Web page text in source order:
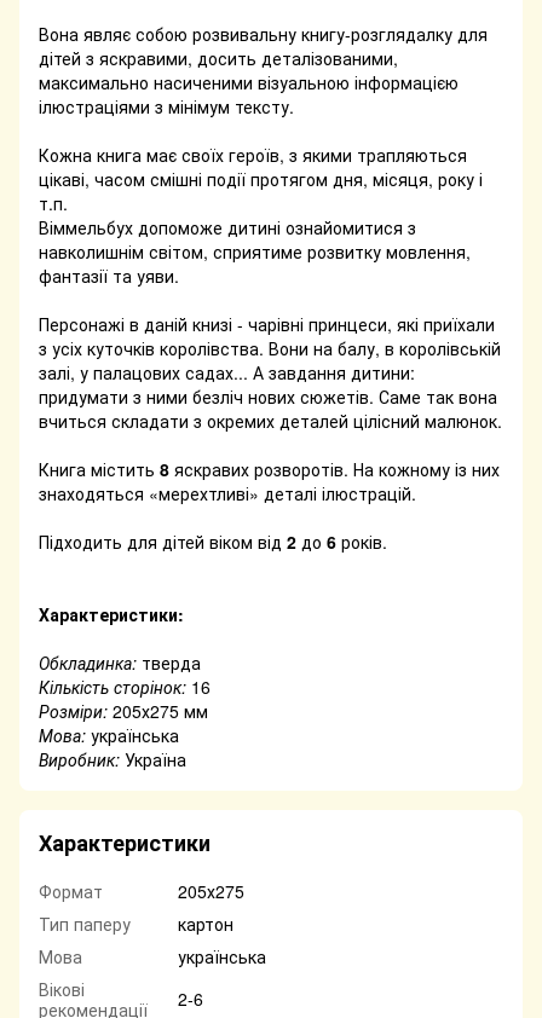
Вона являє собою розвивальну книгу-розглядалку для
дітей з яскравими, досить деталізованими,
максимально насиченими візуальною інформацією
ілюстраціями з мінімум тексту.
Кожна книга має своїх героїв, з якими трапляються
цікаві, часом смішні події протягом дня, місяця, року і
т.п.
Віммельбух допоможе дитині ознайомитися з
навколишнім світом, сприятиме розвитку мовлення,
фантазії та уяви.
Персонажі в даній книзі - чарівні принцеси, які приїхали
з усіх куточків королівства. Вони на балу, в королівській
залі, у палацових садах... А завдання дитини:
придумати з ними безліч нових сюжетів. Саме так вона
вчиться складати з окремих деталей цілісний малюнок.
Книга містить 8 яскравих розворотів. На кожному із них
знаходяться «мерехтливі» деталі ілюстрацій.
Підходить для дітей віком від 2 до 6 років.
Характеристики:
Обкладинка: тверда
Кількість сторінок: 16
Розміри: 205х275 мм
Мова: українська
Виробник: Україна
Характеристики
Формат
205х275
Тип паперу
картон
Мова
українська
Вікові
рекомендації
2-6